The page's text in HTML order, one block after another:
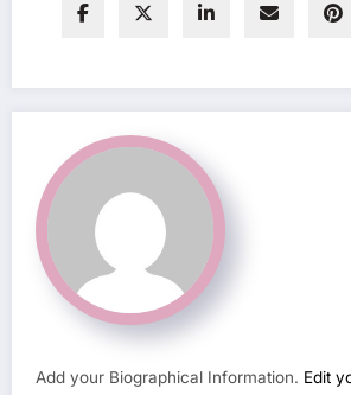
Add your Biographical Information. Edit